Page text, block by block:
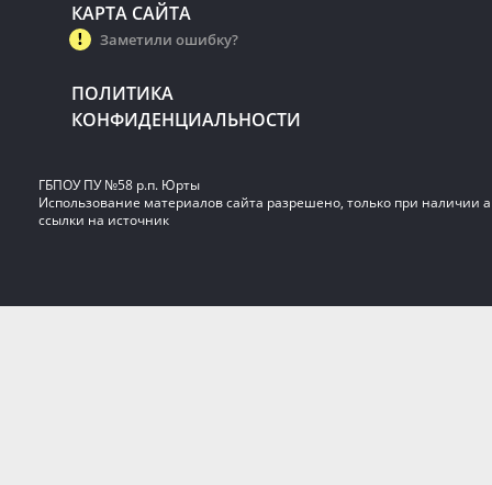
КАРТА САЙТА
Заметили ошибку?
ПОЛИТИКА
КОНФИДЕНЦИАЛЬНОСТИ
ГБПОУ ПУ №58 р.п. Юрты
Использование материалов сайта разрешено, только при наличии
ссылки на источник